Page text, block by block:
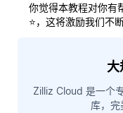
你觉得本教程对你有
⭐，这将激励我们不
大
Zilliz Cloud 是一个
库，完